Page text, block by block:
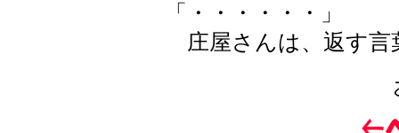
「・・・・・・」
庄屋さんは、返す言